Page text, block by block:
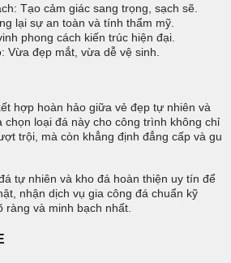
Tạo cảm giác sang trọng, sạch sẽ.
lại sự an toàn và tính thẩm mỹ.
phong cách kiến trúc hiện đại.
Vừa đẹp mắt, vừa dễ vệ sinh.
hợp hoàn hảo giữa vẻ đẹp tự nhiên và
chọn loại đá này cho công trình không chỉ
trội, mà còn khẳng định đẳng cấp và gu
tự nhiên và kho đá hoàn thiện uy tín để
nhận dịch vụ gia công đá chuẩn kỹ
và minh bạch nhất.